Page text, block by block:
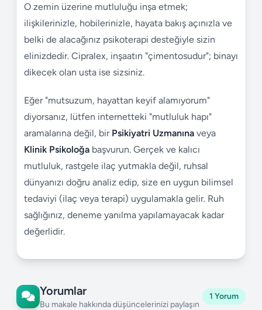
O zemin üzerine mutluluğu inşa etmek;
ilişkilerinizle, hobilerinizle, hayata bakış açınızla ve
belki de alacağınız psikoterapi desteğiyle sizin
elinizdedir. Cipralex, inşaatın "çimentosudur"; binayı
dikecek olan usta ise sizsiniz.
Eğer "mutsuzum, hayattan keyif alamıyorum"
diyorsanız, lütfen internetteki "mutluluk hapı"
aramalarına değil, bir Psikiyatri Uzmanına veya
Klinik Psikoloğa başvurun. Gerçek ve kalıcı
mutluluk, rastgele ilaç yutmakla değil, ruhsal
dünyanızı doğru analiz edip, size en uygun bilimsel
tedaviyi (ilaç veya terapi) uygulamakla gelir. Ruh
sağlığınız, deneme yanılma yapılamayacak kadar
değerlidir.
Yorumlar
Bu makale hakkında düşüncelerinizi paylaşın
1 Yorum